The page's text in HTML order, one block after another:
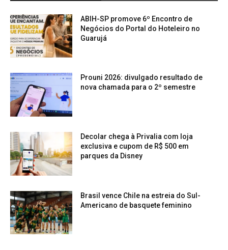
ABIH-SP promove 6º Encontro de
Negócios do Portal do Hoteleiro no
Guarujá
Prouni 2026: divulgado resultado de
nova chamada para o 2º semestre
Decolar chega à Privalia com loja
exclusiva e cupom de R$ 500 em
parques da Disney
Brasil vence Chile na estreia do Sul-
Americano de basquete feminino